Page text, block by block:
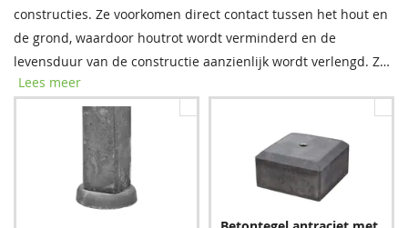
constructies. Ze voorkomen direct contact tussen het hout en
de grond, waardoor houtrot wordt verminderd en de
levensduur van de constructie aanzienlijk wordt verlengd. Zo
staat uw buitenverblijf stevig en blijft het langer mooi!
Lees meer